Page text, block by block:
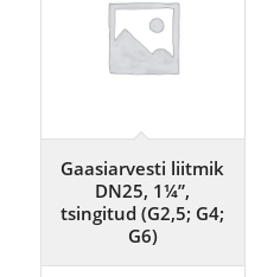
Gaasiarvesti liitmik
DN25, 1¼”,
tsingitud (G2,5; G4;
G6)